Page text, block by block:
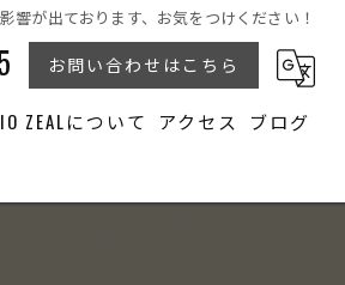
響が出ております、お気をつけください！
お問い合わせはこちら
ZEALについて
撮影
アクセス ブログ